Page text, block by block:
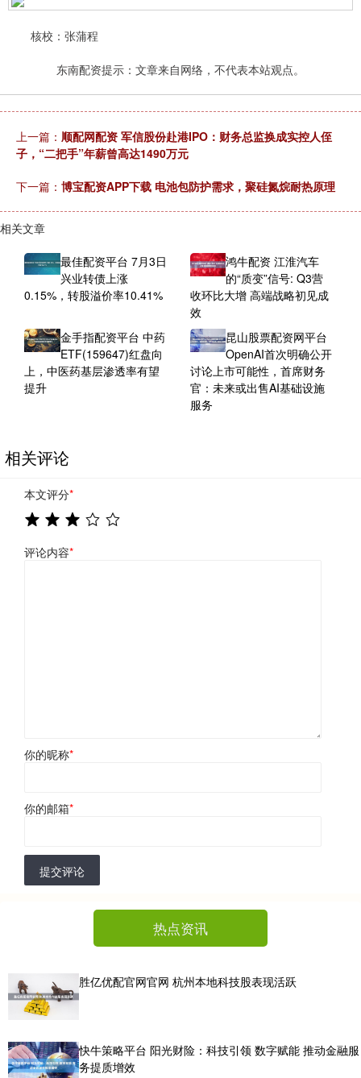
核校：张蒲程
东南配资提示：文章来自网络，不代表本站观点。
上一篇： 顺配网配资 军信股份赴港IPO：财务总监换成实控人侄
子，“二把手”年薪曾高达1490万元
下一篇： 博宝配资APP下载 电池包防护需求，聚硅氮烷耐热原理
相关文章
最佳配资平台 7月3日
兴业转债上涨
0.15%，转股溢价率10.41%
鸿牛配资 江淮汽车
的“质变”信号: Q3营
收环比大增 高端战略初见成
效
金手指配资平台 中药
ETF(159647)红盘向
上，中医药基层渗透率有望
提升
昆山股票配资网平台
OpenAI首次明确公开
讨论上市可能性，首席财务
官：未来或出售AI基础设施
服务
相关评论
本文评分*
评论内容*
你的昵称*
你的邮箱*
提交评论
热点资讯
胜亿优配官网官网 杭州本地科技股表现活跃
快牛策略平台 阳光财险：科技引领 数字赋能 推动金融服
务提质增效